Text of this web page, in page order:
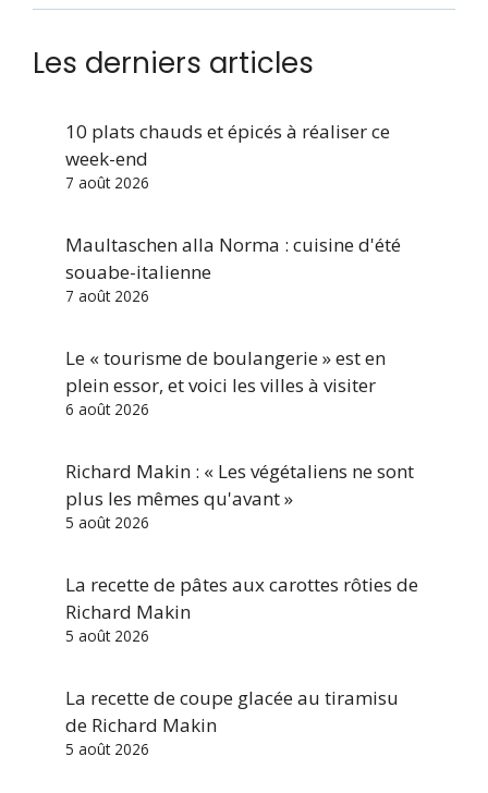
Les derniers articles
10 plats chauds et épicés à réaliser ce
week-end
7 août 2026
Maultaschen alla Norma : cuisine d'été
souabe-italienne
7 août 2026
Le « tourisme de boulangerie » est en
plein essor, et voici les villes à visiter
6 août 2026
Richard Makin : « Les végétaliens ne sont
plus les mêmes qu'avant »
5 août 2026
La recette de pâtes aux carottes rôties de
Richard Makin
5 août 2026
La recette de coupe glacée au tiramisu
de Richard Makin
5 août 2026